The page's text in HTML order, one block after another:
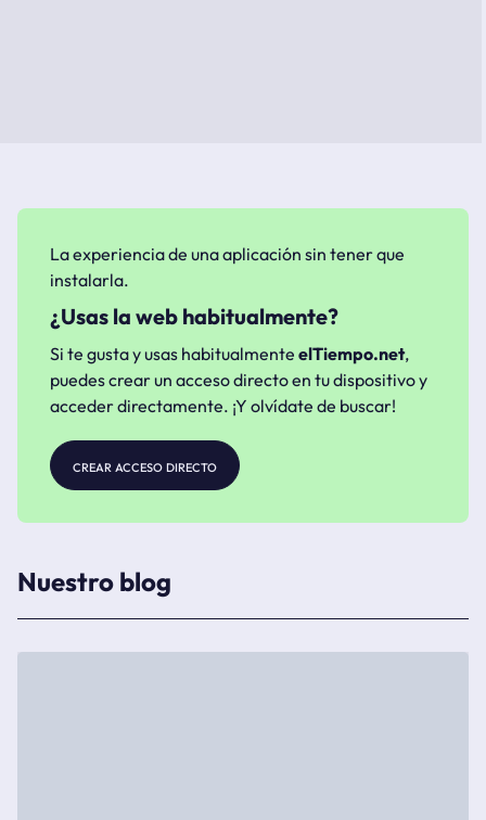
La experiencia de una aplicación sin tener que
instalarla.
¿Usas la web habitualmente?
Si te gusta y usas habitualmente elTiempo.net,
puedes crear un acceso directo en tu dispositivo y
acceder directamente. ¡Y olvídate de buscar!
crear acceso directo
Nuestro blog